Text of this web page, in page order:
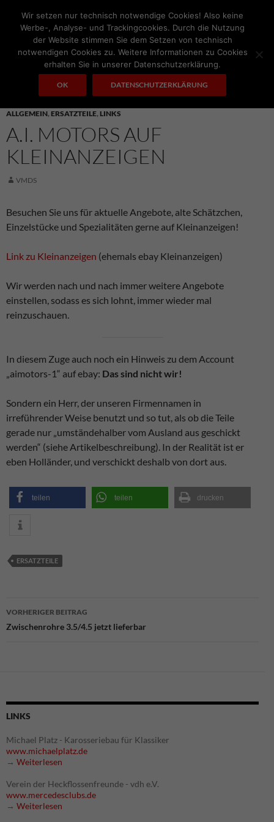
Inhalt
springen
A.I. MOTORS
Suchen
ALLGEMEIN, ERSATZTEILE, LINKS
A.I. MOTORS AUF
KLEINANZEIGEN
VMDS
Besuchen Sie uns für aktuelle Angebote, alte Schätzchen,
Einzelstücke und Spezialitäten gerne auf Kleinanzeigen!
Link zu Kleinanzeigen (ehemals ebay Kleinanzeigen)
Wir werden nach und nach immer weitere Angebote
einstellen, sodass es sich lohnt, immer wieder mal
reinzuschauen.
In diesem Zuge auch noch ein Hinweis zu dem Account
„aimotors-1“ auf ebay: Das sind nicht wir!
Sondern ein Herr, der unseren Firmennamen in
irreführender Weise benutzt und so tut, als ob die Teile
gerade nur „umständehalber vom Ausland aus geschickt
werden“ (siehe Artikelbeschreibung). In der Realität ist er
eben Holländer, und verschickt deshalb von dort aus.
teilen teilen drucken
ERSATZTEILE
Beitragsnavigation
VORHERIGER BEITRAG
Zwischenrohre 3.5/4.5 jetzt lieferbar
LINKS
Michael Platz - Karosseriebau für Klassiker
www.michaelplatz.de
→ Weiterlesen
Verein der Heckflossenfreunde - vdh e.V.
www.mercedesclubs.de
→ Weiterlesen
Wir setzen nur technisch notwendige Cookies! Also keine
Werbe-, Analyse- und Trackingcookies. Durch die Nutzung
der Website stimmen Sie dem Setzen von technisch
notwendigen Cookies zu. Weitere Informationen zu Cookies
erhalten Sie in unserer Datenschutzerklärung.
OK DATENSCHUTZERKLÄRUNG